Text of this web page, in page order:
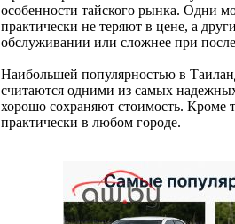
особенности тайского рынка. Одни
практически не теряют в цене, а
обслуживании или сложнее при
Наибольшей популярностью в
считаются одними из самых
хорошо сохраняют стоимость. Кроме
практически в любом городе.